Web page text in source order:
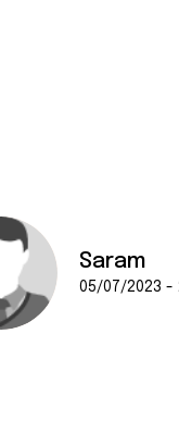
Saram
05/07/2023 -